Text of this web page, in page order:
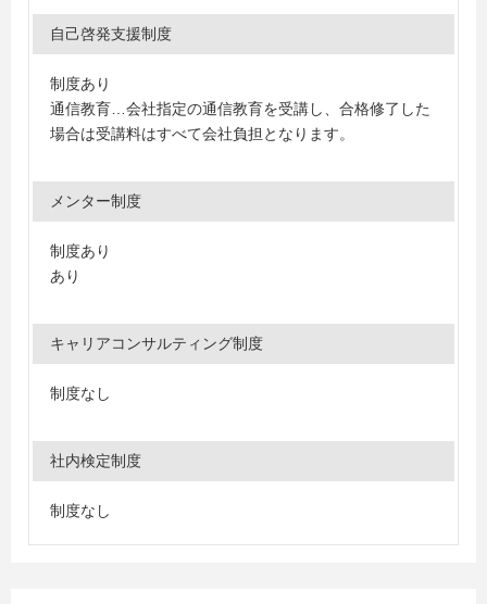
自己啓発支援制度
制度あり
通信教育…会社指定の通信教育を受講し、合格修了した
場合は受講料はすべて会社負担となります。
メンター制度
制度あり
あり
キャリアコンサルティング制度
制度なし
社内検定制度
制度なし